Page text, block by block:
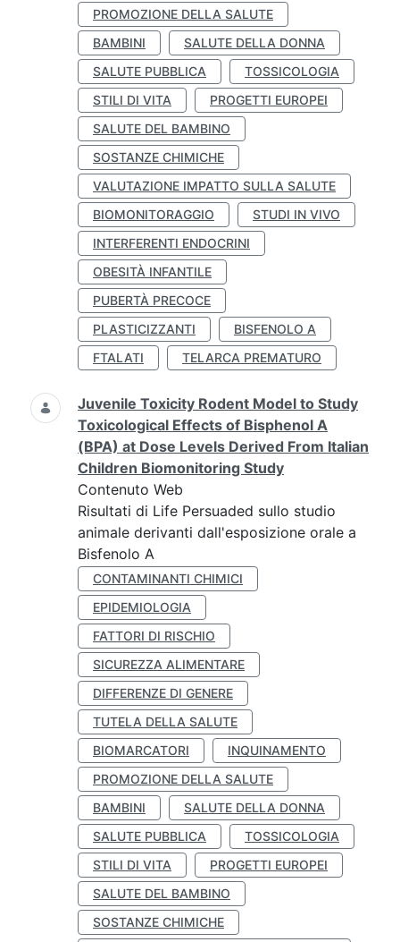
PROMOZIONE DELLA SALUTE
BAMBINI
SALUTE DELLA DONNA
SALUTE PUBBLICA
TOSSICOLOGIA
STILI DI VITA
PROGETTI EUROPEI
SALUTE DEL BAMBINO
SOSTANZE CHIMICHE
VALUTAZIONE IMPATTO SULLA SALUTE
BIOMONITORAGGIO
STUDI IN VIVO
INTERFERENTI ENDOCRINI
OBESITÀ INFANTILE
PUBERTÀ PRECOCE
PLASTICIZZANTI
BISFENOLO A
FTALATI
TELARCA PREMATURO
Juvenile Toxicity Rodent Model to Study
Toxicological Effects of Bisphenol A
(BPA) at Dose Levels Derived From Italian
Children Biomonitoring Study
Contenuto Web
Risultati di Life Persuaded sullo studio
animale derivanti dall'esposizione orale a
Bisfenolo A
CONTAMINANTI CHIMICI
EPIDEMIOLOGIA
FATTORI DI RISCHIO
SICUREZZA ALIMENTARE
DIFFERENZE DI GENERE
TUTELA DELLA SALUTE
BIOMARCATORI
INQUINAMENTO
PROMOZIONE DELLA SALUTE
BAMBINI
SALUTE DELLA DONNA
SALUTE PUBBLICA
TOSSICOLOGIA
STILI DI VITA
PROGETTI EUROPEI
SALUTE DEL BAMBINO
SOSTANZE CHIMICHE